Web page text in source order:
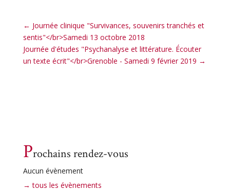
← Journée clinique "Survivances, souvenirs tranchés et
sentis"</br>Samedi 13 octobre 2018
Journée d'études "Psychanalyse et littérature. Écouter
un texte écrit"</br>Grenoble - Samedi 9 février 2019 →
Prochains rendez-vous
Aucun évènement
→ tous les évènements